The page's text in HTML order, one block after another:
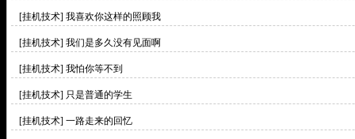
[挂机技术] 我喜欢你这样的照顾我
[挂机技术] 我们是多久没有见面啊
[挂机技术] 我怕你等不到
[挂机技术] 只是普通的学生
[挂机技术] 一路走来的回忆